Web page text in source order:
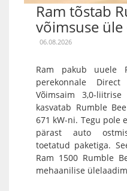
Ram tõstab
võimsuse üle
06.08.2026
Ram pakub uuele
perekonnale Direct
Võimsaim 3,0-
kasvatab Rumble
671 kW-ni. Tegu pole
pärast auto
toetatud paketiga.
Ram 1500 Rumble
mehaanilise